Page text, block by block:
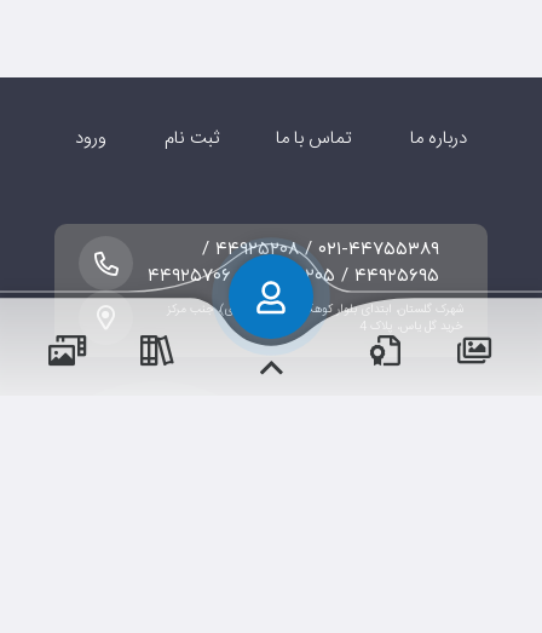
درباره ما تماس با ما ثبت نام ورود
شهرک گلستان، ابتدای بلوار کوهک (شهید علیمرادی)، جنب مرکز
خرید گل یاس، پلاک 4
۰۲۱-۴۴۷۵۵۳۸۹ / ۴۴۹۲۵۲۰۸ /
۴۴۹۲۵۶۹۵ / ۴۴۹۲۵۲۰۵ / ۴۴۹۲۵۷۰۶